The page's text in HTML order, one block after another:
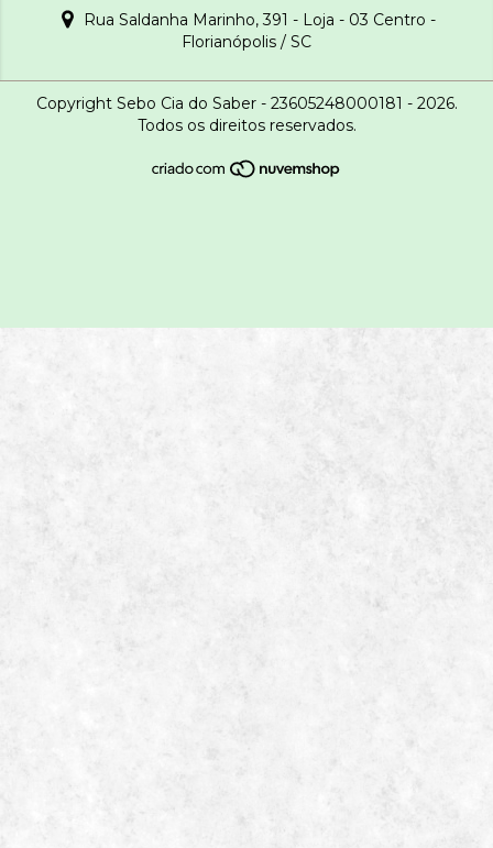
Rua Saldanha Marinho, 391 - Loja - 03 Centro -
Florianópolis / SC
Copyright Sebo Cia do Saber - 23605248000181 - 2026.
Todos os direitos reservados.